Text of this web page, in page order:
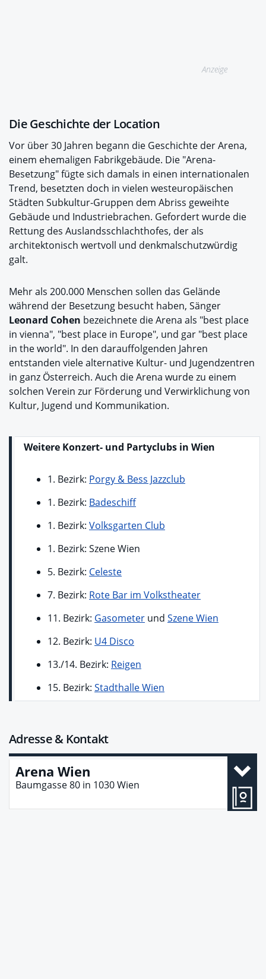
Anzeige
Die Geschichte der Location
Vor über 30 Jahren begann die Geschichte der Arena,
einem ehemaligen Fabrikgebäude. Die "Arena-
Besetzung" fügte sich damals in einen internationalen
Trend, besetzten doch in vielen westeuropäischen
Städten Subkultur-Gruppen dem Abriss geweihte
Gebäude und Industriebrachen. Gefordert wurde die
Rettung des Auslandsschlachthofes, der als
architektonisch wertvoll und denkmalschutzwürdig
galt.
Mehr als 200.000 Menschen sollen das Gelände
während der Besetzung besucht haben, Sänger
Leonard Cohen bezeichnete die Arena als "best place
in vienna", "best place in Europe", und gar "best place
in the world". In den darauffolgenden Jahren
entstanden viele alternative Kultur- und Jugendzentren
in ganz Österreich. Auch die Arena wurde zu einem
solchen Verein zur Förderung und Verwirklichung von
Kultur, Jugend und Kommunikation.
Weitere Konzert- und Partyclubs in Wien
1. Bezirk: Porgy & Bess Jazzclub
1. Bezirk: Badeschiff
1. Bezirk: Volksgarten Club
1. Bezirk: Szene Wien
5. Bezirk: Celeste
7. Bezirk: Rote Bar im Volkstheater
11. Bezirk: Gasometer und Szene Wien
12. Bezirk: U4 Disco
13./14. Bezirk: Reigen
15. Bezirk: Stadthalle Wien
Adresse & Kontakt
Arena Wien
Baumgasse 80 in 1030Wien